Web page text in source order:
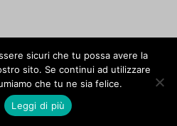
sicuri che tu possa avere la
sito. Se continui ad utilizzare
che tu ne sia felice.
Leggi di più